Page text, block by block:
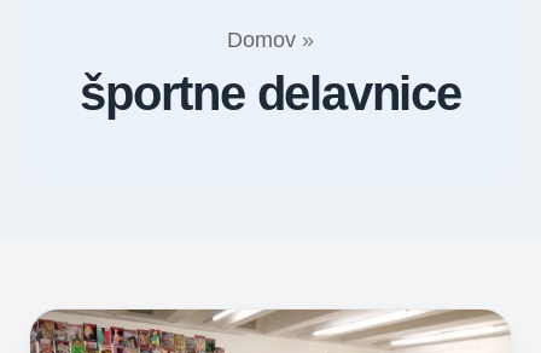
Domov »
športne delavnice